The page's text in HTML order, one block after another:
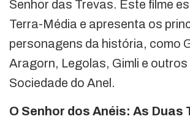
Senhor das Trevas. Este filme
Terra-Média e apresenta os
personagens da história, como
Aragorn, Legolas, Gimli e outros
Sociedade do Anel.
O Senhor dos Anéis: As Duas